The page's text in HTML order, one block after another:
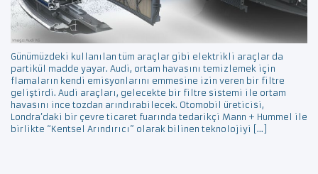
Günümüzdeki kullanılan tüm araçlar gibi elektrikli araçlar da
partikül madde yayar. Audi, ortam havasını temizlemek için
flamaların kendi emisyonlarını emmesine izin veren bir filtre
geliştirdi. Audi araçları, gelecekte bir filtre sistemi ile ortam
havasını ince tozdan arındırabilecek. Otomobil üreticisi,
Londra’daki bir çevre ticaret fuarında tedarikçi Mann + Hummel ile
birlikte “Kentsel Arındırıcı” olarak bilinen teknolojiyi […]